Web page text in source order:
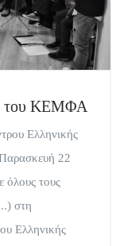
του ΚΕΜΦΑ
Ελληνικής
22
όλους τους
στη
Ελληνικής